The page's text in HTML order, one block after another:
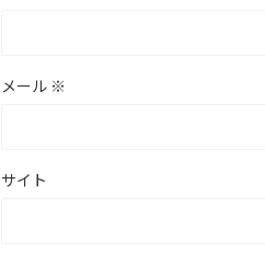
メール ※
サイト